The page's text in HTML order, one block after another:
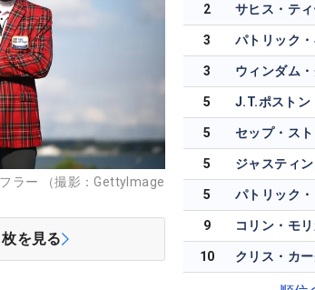
ラー （撮影：GettyImage
枚を見る
2 サヒス・ティ
3
3
5 J.T.ポストン
5 セップ・ス
5
5
9 コリン・モ
10 クリス・カー